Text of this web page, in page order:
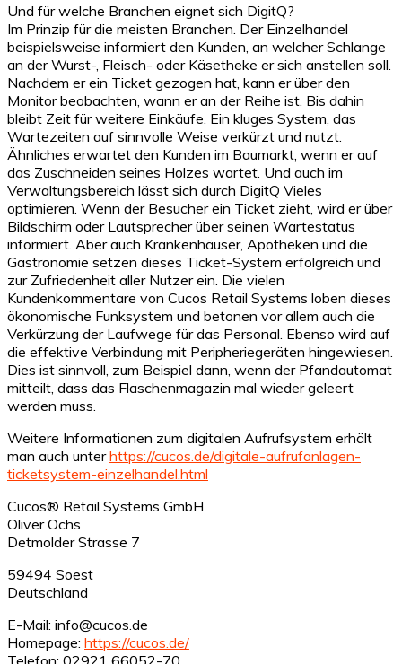
Und für welche Branchen eignet sich DigitQ?
Im Prinzip für die meisten Branchen. Der Einzelhandel
beispielsweise informiert den Kunden, an welcher Schlange
an der Wurst-, Fleisch- oder Käsetheke er sich anstellen soll.
Nachdem er ein Ticket gezogen hat, kann er über den
Monitor beobachten, wann er an der Reihe ist. Bis dahin
bleibt Zeit für weitere Einkäufe. Ein kluges System, das
Wartezeiten auf sinnvolle Weise verkürzt und nutzt.
Ähnliches erwartet den Kunden im Baumarkt, wenn er auf
das Zuschneiden seines Holzes wartet. Und auch im
Verwaltungsbereich lässt sich durch DigitQ Vieles
optimieren. Wenn der Besucher ein Ticket zieht, wird er über
Bildschirm oder Lautsprecher über seinen Wartestatus
informiert. Aber auch Krankenhäuser, Apotheken und die
Gastronomie setzen dieses Ticket-System erfolgreich und
zur Zufriedenheit aller Nutzer ein. Die vielen
Kundenkommentare von Cucos Retail Systems loben dieses
ökonomische Funksystem und betonen vor allem auch die
Verkürzung der Laufwege für das Personal. Ebenso wird auf
die effektive Verbindung mit Peripheriegeräten hingewiesen.
Dies ist sinnvoll, zum Beispiel dann, wenn der Pfandautomat
mitteilt, dass das Flaschenmagazin mal wieder geleert
werden muss.
Weitere Informationen zum digitalen Aufrufsystem erhält
man auch unterhttps://cucos.de/digitale-aufrufanlagen-
ticketsystem-einzelhandel.html
Cucos® Retail Systems GmbH
Oliver Ochs
Detmolder Strasse 7
59494 Soest
Deutschland
E-Mail: info@cucos.de
Homepage: https://cucos.de/
Telefon: 02921 66052-70